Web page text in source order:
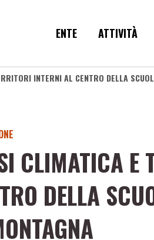
ENTE ATTIVITÀ
INTERNI AL CENTRO DELLA
CLIMATICA E
DELLA